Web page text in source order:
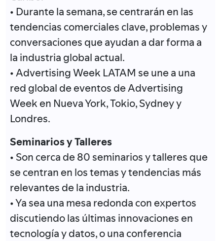
• Durante la semana, se centrarán en las
tendencias comerciales clave, problemas y
conversaciones que ayudan a dar forma a
la industria global actual.
• Advertising Week LATAM se une a una
red global de eventos de Advertising
Week en Nueva York, Tokio, Sydney y
Londres.
Seminarios y Talleres
• Son cerca de 80 seminarios y talleres que
se centran en los temas y tendencias más
relevantes de la industria.
• Ya sea una mesa redonda con expertos
discutiendo las últimas innovaciones en
tecnología y datos, o una conferencia